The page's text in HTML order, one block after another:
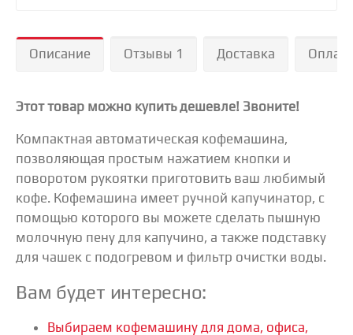
Описание Отзывы 1 Доставка Оплата
Этот товар можно купить дешевле! Звоните!
Компактная автоматическая кофемашина,
позволяющая простым нажатием кнопки и
поворотом рукоятки приготовить ваш любимый
кофе. Кофемашина имеет ручной капучинатор, с
помощью которого вы можете сделать пышную
молочную пену для капучино, а также подставку
для чашек с подогревом и фильтр очистки воды.
Вам будет интересно:
Выбираем кофемашину для дома, офиса,